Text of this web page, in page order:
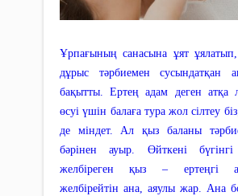
Ұрпағының санасына ұят
дұрыс тәрбиемен сусындатқан
бақытты. Ертең адам деген атқа
өсуі үшін балаға тура жол сілтеу
де міндет. Ал қыз баланы
бәрінен ауыр. Өйткені
желбіреген қыз – ертеңгі
желбірейтін ана, аяулы жар. Ана